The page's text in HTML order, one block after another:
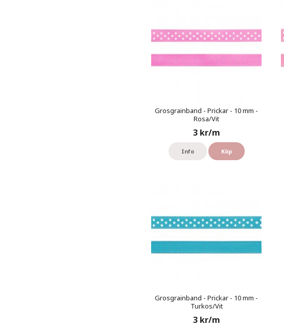
Grosgrainband - Prickar - 10 mm -
Rosa/Vit
3 kr/m
Info Köp
Grosgrainband - Prickar - 10 mm -
Turkos/Vit
3 kr/m